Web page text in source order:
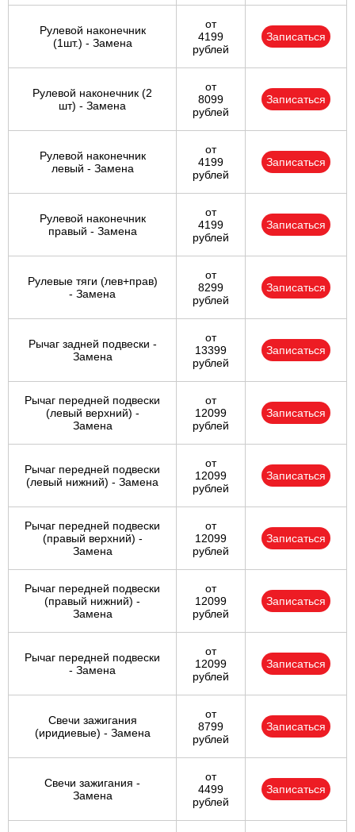
Рулевой наконечник
(1шт.) - Замена
от
4199
рублей
Записаться
Рулевой наконечник (2
шт) - Замена
от
8099
рублей
Записаться
Рулевой наконечник
левый - Замена
от
4199
рублей
Записаться
Рулевой наконечник
правый - Замена
от
4199
рублей
Записаться
Рулевые тяги (лев+прав)
- Замена
от
8299
рублей
Записаться
Рычаг задней подвески -
Замена
от
13399
рублей
Записаться
Рычаг передней подвески
(левый верхний) -
Замена
от
12099
рублей
Записаться
Рычаг передней подвески
(левый нижний) - Замена
от
12099
рублей
Записаться
Рычаг передней подвески
(правый верхний) -
Замена
от
12099
рублей
Записаться
Рычаг передней подвески
(правый нижний) -
Замена
от
12099
рублей
Записаться
Рычаг передней подвески
- Замена
от
12099
рублей
Записаться
Свечи зажигания
(иридиевые) - Замена
от
8799
рублей
Записаться
Свечи зажигания -
Замена
от
4499
рублей
Записаться